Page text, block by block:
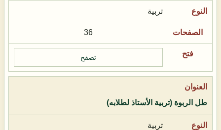
تربية
36
تصفح
طل الربوة (تربية الأستاذ لطلابه)
تربية